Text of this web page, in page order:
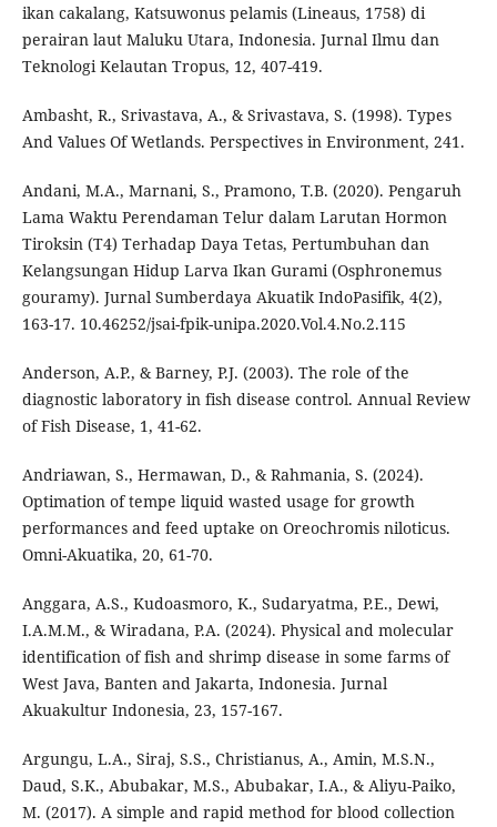
ikan cakalang, Katsuwonus pelamis (Lineaus, 1758) di
perairan laut Maluku Utara, Indonesia. Jurnal Ilmu dan
Teknologi Kelautan Tropus, 12, 407-419.
Ambasht, R., Srivastava, A., & Srivastava, S. (1998). Types
And Values Of Wetlands. Perspectives in Environment, 241.
Andani, M.A., Marnani, S., Pramono, T.B. (2020). Pengaruh
Lama Waktu Perendaman Telur dalam Larutan Hormon
Tiroksin (T4) Terhadap Daya Tetas, Pertumbuhan dan
Kelangsungan Hidup Larva Ikan Gurami (Osphronemus
gouramy). Jurnal Sumberdaya Akuatik IndoPasifik, 4(2),
163-17. 10.46252/jsai-fpik-unipa.2020.Vol.4.No.2.115
Anderson, A.P., & Barney, P.J. (2003). The role of the
diagnostic laboratory in fish disease control. Annual Review
of Fish Disease, 1, 41-62.
Andriawan, S., Hermawan, D., & Rahmania, S. (2024).
Optimation of tempe liquid wasted usage for growth
performances and feed uptake on Oreochromis niloticus.
Omni-Akuatika, 20, 61-70.
Anggara, A.S., Kudoasmoro, K., Sudaryatma, P.E., Dewi,
I.A.M.M., & Wiradana, P.A. (2024). Physical and molecular
identification of fish and shrimp disease in some farms of
West Java, Banten and Jakarta, Indonesia. Jurnal
Akuakultur Indonesia, 23, 157-167.
Argungu, L.A., Siraj, S.S., Christianus, A., Amin, M.S.N.,
Daud, S.K., Abubakar, M.S., Abubakar, I.A., & Aliyu-Paiko,
M. (2017). A simple and rapid method for blood collection